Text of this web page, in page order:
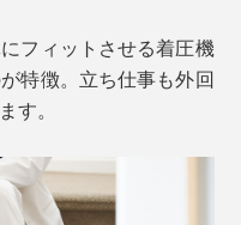
フィットさせる着圧機
特徴。立ち仕事も外回
す。